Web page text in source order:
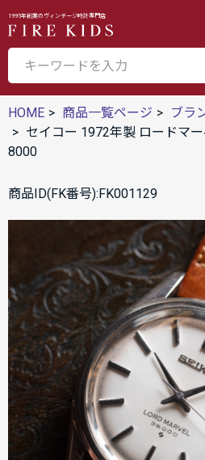
1995年創業のヴィンテージ時計専門店
HOME 商品一覧ページ ブラ
セイコー 1972年製 ロードマ
8000
商品ID(FK番号):FK001129